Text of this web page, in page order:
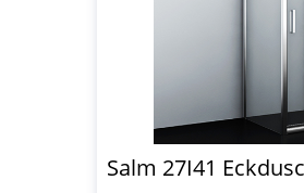
Salm 27I41